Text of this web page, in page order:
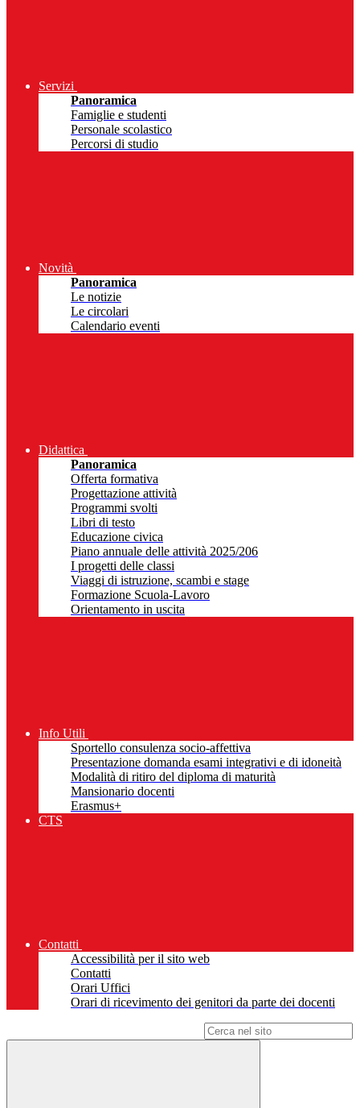
Servizi
Panoramica
Famiglie e studenti
Personale scolastico
Percorsi di studio
Novità
Panoramica
Le notizie
Le circolari
Calendario eventi
Didattica
Panoramica
Offerta formativa
Progettazione attività
Programmi svolti
Libri di testo
Educazione civica
Piano annuale delle attività 2025/206
I progetti delle classi
Viaggi di istruzione, scambi e stage
Formazione Scuola-Lavoro
Orientamento in uscita
Info Utili
Sportello consulenza socio-affettiva
Presentazione domanda esami integrativi e di idoneità
Modalità di ritiro del diploma di maturità
Mansionario docenti
Erasmus+
CTS
Contatti
Accessibilità per il sito web
Contatti
Orari Uffici
Orari di ricevimento dei genitori da parte dei docenti